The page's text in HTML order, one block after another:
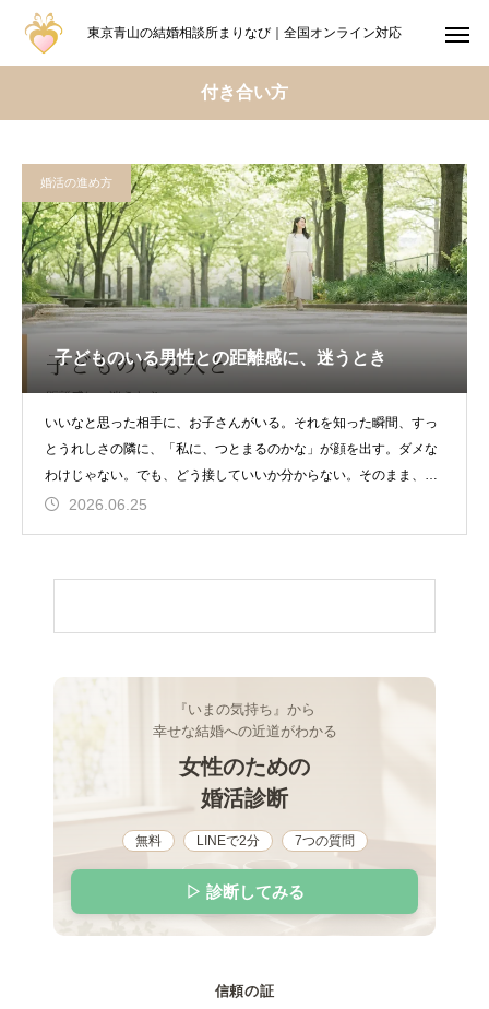
東京青山の結婚相談所まりなび｜全国オンライン対応
付き合い方
婚活の進め方
子どものいる男性との距離感に、迷うとき
いいなと思った相手に、お子さんがいる。それを知った瞬間、すっ
とうれしさの隣に、「私に、つとまるのかな」が顔を出す。ダメな
わけじゃない。でも、どう接していいか分からない。そのまま、ひ
とりで考え込んで
2026.06.25
『いまの気持ち』から
幸せな結婚への近道がわかる
女性のための
婚活診断
無料 LINEで2分 7つの質問
▷ 診断してみる
信頼の証